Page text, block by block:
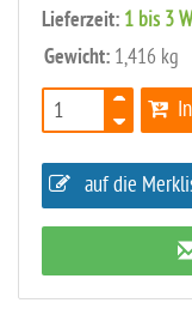
Lieferzeit: 1 bis 3
Gewicht: 1,416 kg
auf die